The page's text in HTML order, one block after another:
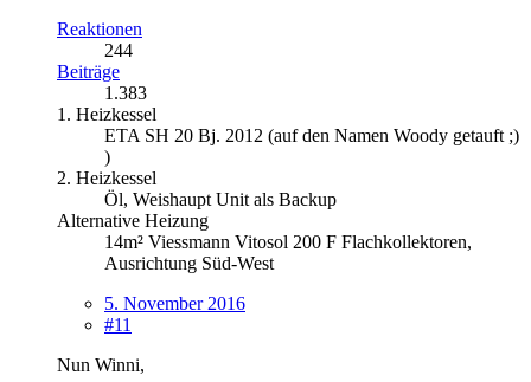
Reaktionen
244
Beiträge
1.383
1. Heizkessel
ETA SH 20 Bj. 2012 (auf den Namen Woody getauft ;)
)
2. Heizkessel
Öl, Weishaupt Unit als Backup
Alternative Heizung
14m² Viessmann Vitosol 200 F Flachkollektoren,
Ausrichtung Süd-West
5. November 2016
#11
Nun Winni,